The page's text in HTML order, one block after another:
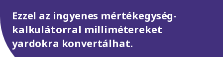
Ezzel az ingyenes mértékegység-
kalkulátorral millimétereket
yardokra konvertálhat.